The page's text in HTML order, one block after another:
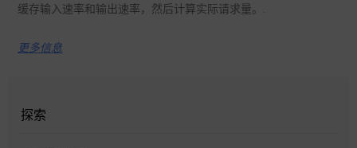
缓存输入速率和输出速率，然后计算实际请求量。.
更多信息
探索